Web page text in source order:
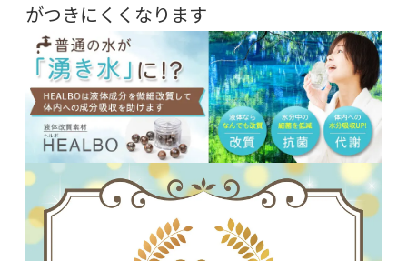
がつきにくくなります